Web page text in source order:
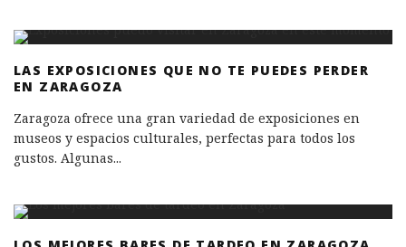
LAS EXPOSICIONES QUE NO TE PUEDES PERDER
EN ZARAGOZA
Zaragoza ofrece una gran variedad de exposiciones en
museos y espacios culturales, perfectas para todos los
gustos. Algunas...